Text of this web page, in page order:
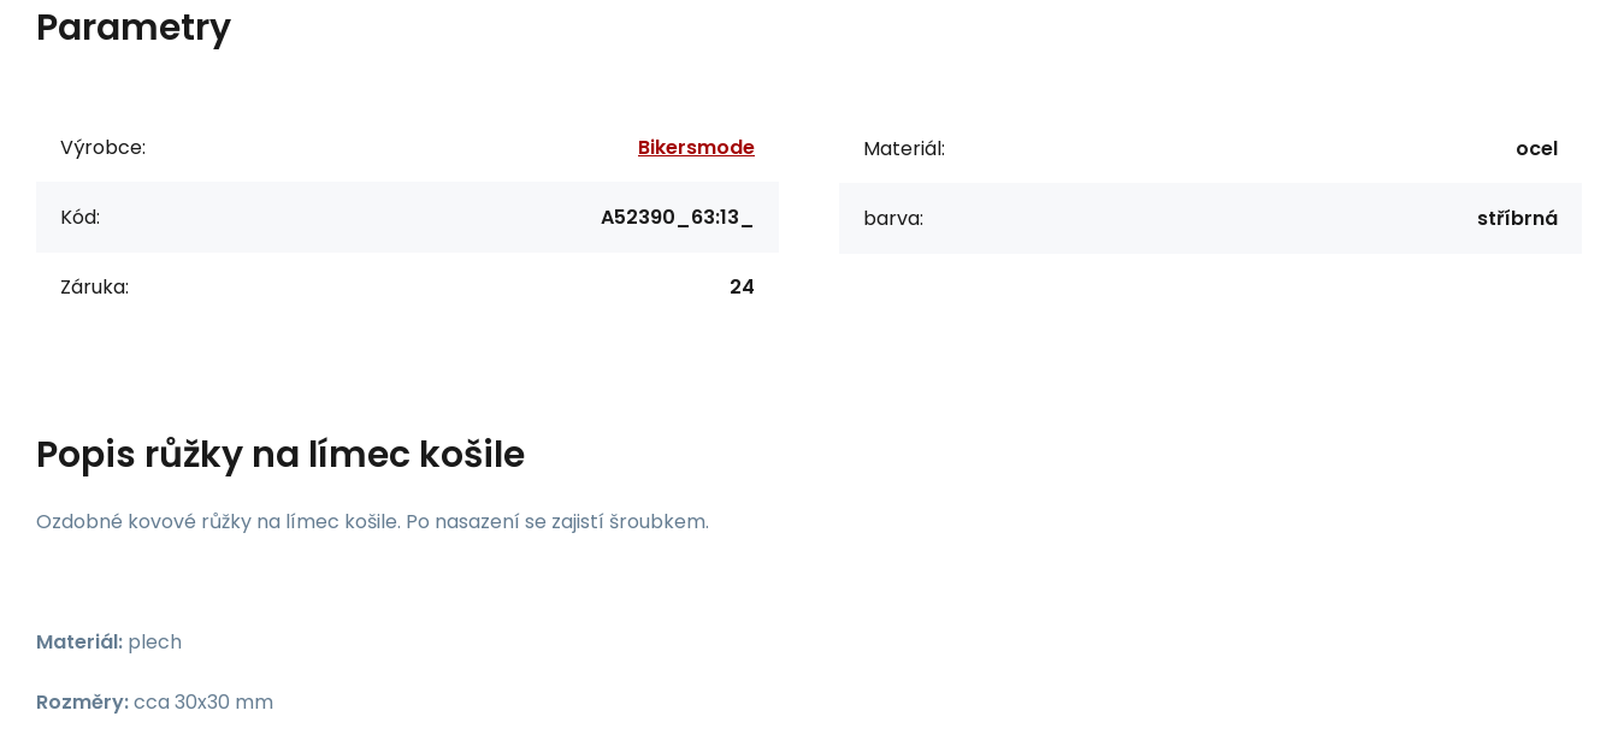
Parametry
Výrobce: Bikersmode
Kód: A52390_63:13_
Záruka: 24
Materiál: ocel
barva: stříbrná
Popis růžky na límec košile
Ozdobné kovové růžky na límec košile. Po nasazení se zajistí šroubkem.
Materiál: plech
Rozměry:cca 30x30 mm